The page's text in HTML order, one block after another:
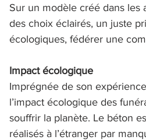
Sur un modèle créé dans les
des choix éclairés, un juste
écologiques, fédérer une
Impact écologique
Imprégnée de son
l’impact écologique des
souffrir la planète. Le béton
réalisés à l’étranger par